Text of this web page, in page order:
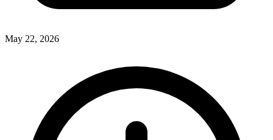
May 22, 2026